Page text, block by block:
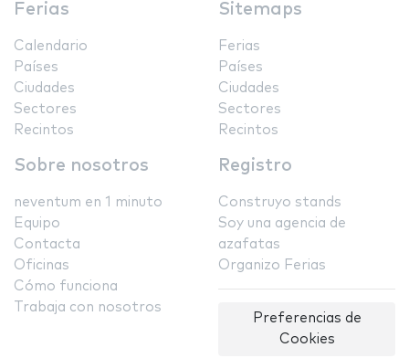
Ferias
Calendario
Países
Ciudades
Sectores
Recintos
Sitemaps
Ferias
Países
Ciudades
Sectores
Recintos
Sobre nosotros
neventum en 1 minuto
Equipo
Contacta
Oficinas
Cómo funciona
Trabaja con nosotros
Registro
Construyo stands
Soy una agencia de
azafatas
Organizo Ferias
Preferencias de
Cookies